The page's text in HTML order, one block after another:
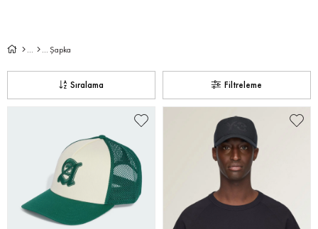
Şapka
Filtreleme
Sıralama